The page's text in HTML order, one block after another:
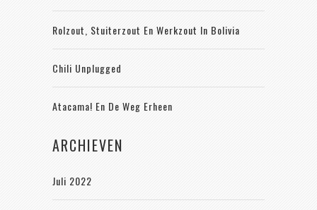
Rolzout, Stuiterzout En Werkzout In Bolivia
Chili Unplugged
Atacama! En De Weg Erheen
ARCHIEVEN
Juli 2022